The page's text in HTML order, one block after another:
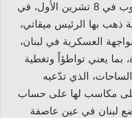
هو من فتح جبهة الجنوب في 8 تشرين الأول، في
ذهب بها الرئيس ميقاتي،
العسكرية في لبنان،
يعني تواطؤاً وتغطية
الذي تدّعيه
على مكاسب لها على حساب
يضع لبنان في عين عاصفة